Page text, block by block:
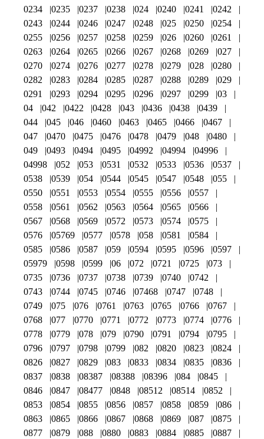
0234
0235 0237 0238 024 0240 0241
0242
0243
0244 0246 0247 0248 025 0250
0254
0255
0256 0257 0258 0259 026 0260
0261
0263
0264 0265 0266 0267 0268 0269
027
0270
0274 0276 0277 0278 0279 028
0280
0282
0283 0284 0285 0287 0288 0289
029
0291
0293 0294 0295 0296 0297 0299
03
04
042 0422 0428 043 0436 0438
0439
044
045 046 0460 0463 0465 0466
0467
047
0470 0475 0476 0478 0479 048
0480
049
0493 0494 0495 04992 04994
04996
04998
052 053 0531 0532 0533 0536
0537
0538
0539 054 0544 0545 0547 0548
055
0550
0551 0553 0554 0555 0556
0557
0558
0561 0562 0563 0564 0565
0566
0567
0568 0569 0572 0573 0574
0575
0576
05769 0577 0578 058 0581
0584
0585
0586 0587 059 0594 0595 0596
0597
05979
0598 0599 06 072 0721 0725
073
0735
0736 0737 0738 0739 0740
0742
0743
0744 0745 0746 07468 0747
0748
0749
075 076 0761 0763 0765 0766
0767
0768
077 0770 0771 0772 0773 0774
0776
0778
0779 078 079 0790 0791 0794
0795
0796
0797 0798 0799 082 0820 0823
0824
0826
0827 0829 083 0833 0834 0835
0836
0837
0838 08387 08388 08396 084
0845
0846
0847 08477 0848 08512 08514
0852
0853
0854 0855 0856 0857 0858 0859
086
0863
0865 0866 0867 0868 0869 087
0875
0877
0879 088 0880 0883 0884 0885
0887